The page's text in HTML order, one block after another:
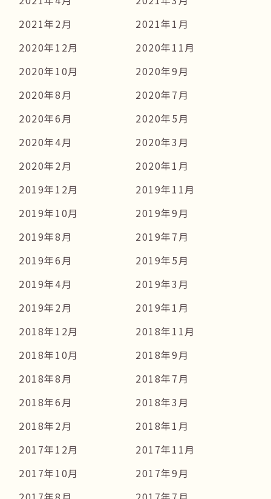
2021年2月
2021年1月
2020年12月
2020年11月
2020年10月
2020年9月
2020年8月
2020年7月
2020年6月
2020年5月
2020年4月
2020年3月
2020年2月
2020年1月
2019年12月
2019年11月
2019年10月
2019年9月
2019年8月
2019年7月
2019年6月
2019年5月
2019年4月
2019年3月
2019年2月
2019年1月
2018年12月
2018年11月
2018年10月
2018年9月
2018年8月
2018年7月
2018年6月
2018年3月
2018年2月
2018年1月
2017年12月
2017年11月
2017年10月
2017年9月